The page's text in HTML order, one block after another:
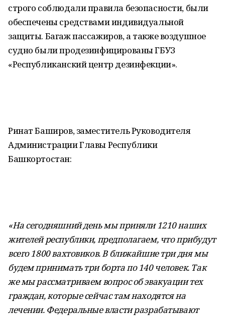
строго соблюдали правила безопасности, были
обеспечены средствами индивидуальной
защиты. Багаж пассажиров, а также воздушное
судно были продезинфицированы ГБУЗ
«Республиканский центр дезинфекции».
Ринат Баширов, заместитель Руководителя
Администрации Главы Республики
Башкортостан:
«На сегодняшний день мы приняли 1210 наших
жителей республики, предполагаем, что прибудут
всего 1800 вахтовиков. В ближайшие три дня мы
будем принимать три борта по 140 человек. Так
же мы рассматриваем вопрос об эвакуации тех
граждан, которые сейчас там находятся на
лечении. Федеральные власти разрабатывают